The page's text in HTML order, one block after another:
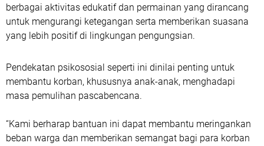
berbagai aktivitas edukatif dan permainan yang dirancang
untuk mengurangi ketegangan serta memberikan suasana
yang lebih positif di lingkungan pengungsian.
Pendekatan psikososial seperti ini dinilai penting untuk
membantu korban, khususnya anak-anak, menghadapi
masa pemulihan pascabencana.
“Kami berharap bantuan ini dapat membantu meringankan
beban warga dan memberikan semangat bagi para korban